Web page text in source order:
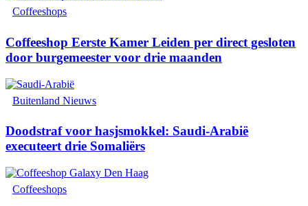
Coffeeshops
Coffeeshop Eerste Kamer Leiden per direct gesloten
door burgemeester voor drie maanden
Buitenland Nieuws
Doodstraf voor hasjsmokkel: Saudi-Arabië
executeert drie Somaliërs
Coffeeshops